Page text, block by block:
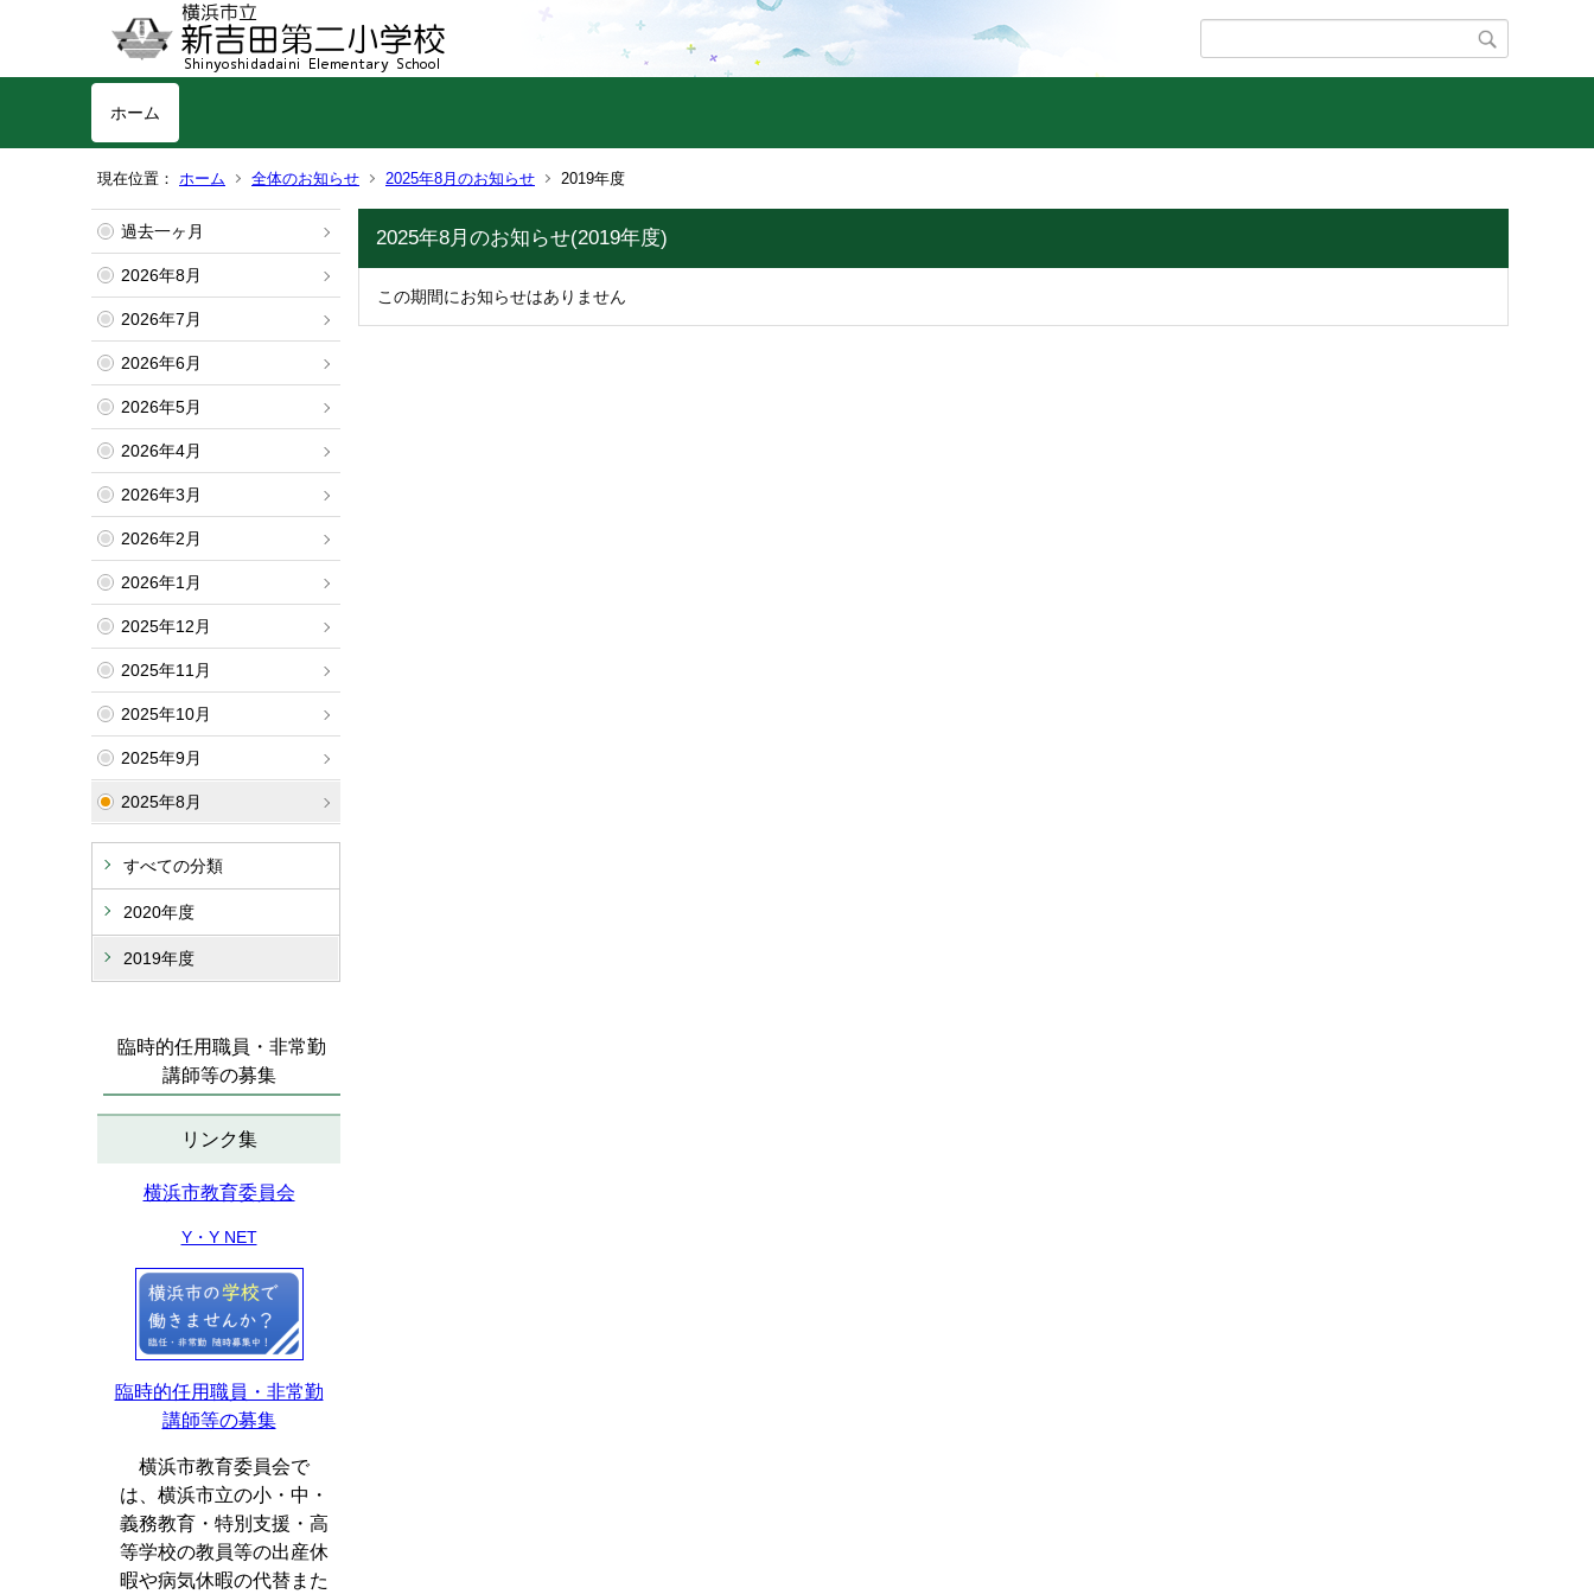
ホーム
現在位置： ホーム 全体のお知らせ 2025年8月のお知らせ 2019年度
過去一ヶ月
2026年8月
2026年7月
2026年6月
2026年5月
2026年4月
2026年3月
2026年2月
2026年1月
2025年12月
2025年11月
2025年10月
2025年9月
2025年8月
すべての分類
2020年度
2019年度
臨時的任用職員・非常勤
講師等の募集
リンク集
横浜市教育委員会
Y・Y NET
臨時的任用職員・非常勤
講師等の募集
横浜市教育委員会で
は、横浜市立の小・中・
義務教育・特別支援・高
等学校の教員等の出産休
暇や病気休暇の代替また
2025年8月のお知らせ(2019年度)
この期間にお知らせはありません